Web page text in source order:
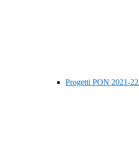
Progetti PON 2021-